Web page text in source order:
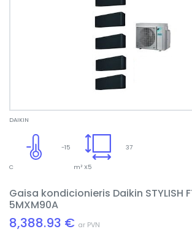
DAIKIN
37
m² X5
-15
C
Gaisa kondicionieris Daikin STYLISH
5MXM90A
8,388.93 € ar PVN